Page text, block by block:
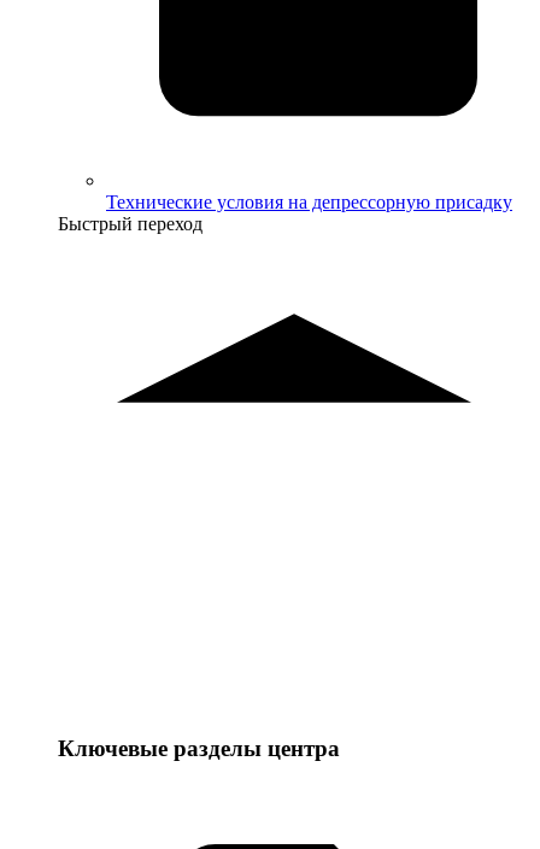
Технические условия на депрессорную присадку
Быстрый переход
Ключевые разделы центра